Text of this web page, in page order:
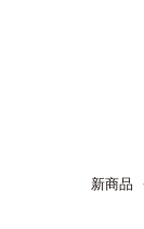
新商品